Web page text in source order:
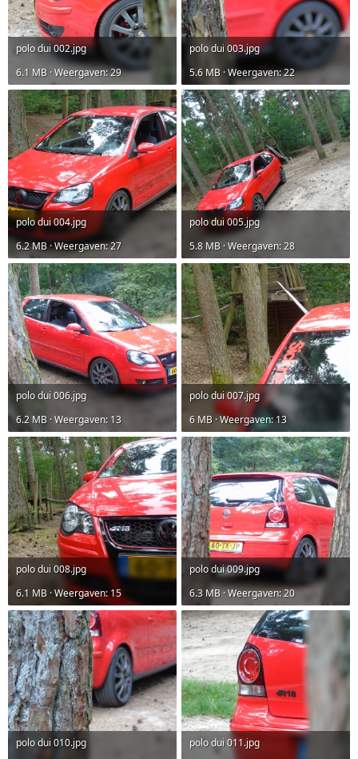
polo dui 002.jpg
6.1 MB · Weergaven: 29
polo dui 003.jpg
5.6 MB · Weergaven: 22
polo dui 004.jpg
6.2 MB · Weergaven: 27
polo dui 005.jpg
5.8 MB · Weergaven: 28
polo dui 006.jpg
6.2 MB · Weergaven: 13
polo dui 007.jpg
6 MB · Weergaven: 13
polo dui 008.jpg
6.1 MB · Weergaven: 15
polo dui 009.jpg
6.3 MB · Weergaven: 20
polo dui 010.jpg
polo dui 011.jpg